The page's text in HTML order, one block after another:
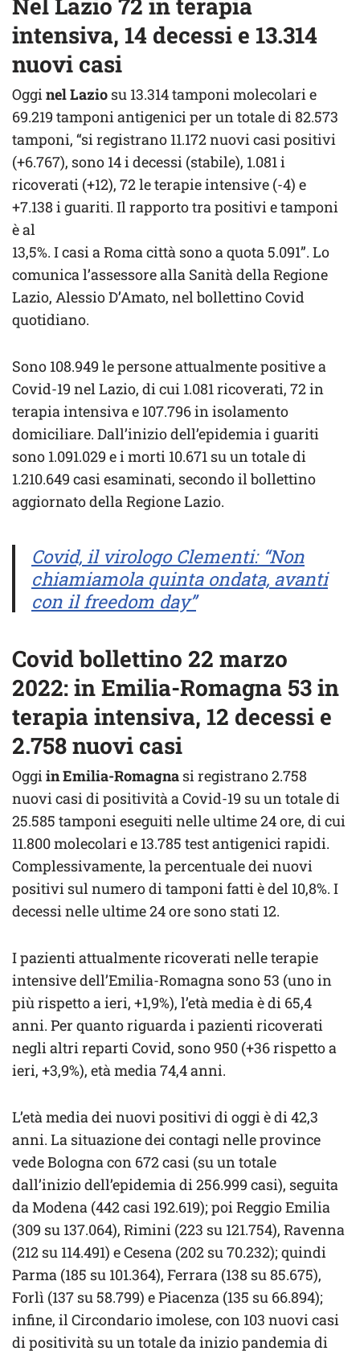
Nel Lazio 72 in terapia
intensiva, 14 decessi e 13.314
nuovi casi
Ogginel Lazio su 13.314 tamponi molecolari e
69.219 tamponi antigenici per un totale di 82.573
tamponi, “si registrano 11.172 nuovi casi positivi
(+6.767), sono 14 i decessi (stabile), 1.081 i
ricoverati (+12), 72 le terapie intensive (-4) e
+7.138 i guariti. Il rapporto tra positivi e tamponi
è al
13,5%. I casi a Roma città sono a quota 5.091”. Lo
comunica l’assessore alla Sanità della Regione
Lazio, Alessio D’Amato, nel bollettino Covid
quotidiano.
Sono 108.949 le persone attualmente positive a
Covid-19 nel Lazio, di cui 1.081 ricoverati, 72 in
terapia intensiva e 107.796 in isolamento
domiciliare. Dall’inizio dell’epidemia i guariti
sono 1.091.029 e i morti 10.671 su un totale di
1.210.649 casi esaminati, secondo il bollettino
aggiornato della Regione Lazio.
Covid, il virologo Clementi: “Non
chiamiamola quinta ondata, avanti
con il freedom day”
Covid bollettino 22 marzo
2022: in Emilia-Romagna 53 in
terapia intensiva, 12 decessi e
2.758 nuovi casi
Oggiin Emilia-Romagna si registrano 2.758
nuovi casi di positività a Covid-19 su un totale di
25.585 tamponi eseguiti nelle ultime 24 ore, di cui
11.800 molecolari e 13.785 test antigenici rapidi.
Complessivamente, la percentuale dei nuovi
positivi sul numero di tamponi fatti è del 10,8%. I
decessi nelle ultime 24 ore sono stati 12.
I pazienti attualmente ricoverati nelle terapie
intensive dell’Emilia-Romagna sono 53 (uno in
più rispetto a ieri, +1,9%), l’età media è di 65,4
anni. Per quanto riguarda i pazienti ricoverati
negli altri reparti Covid, sono 950 (+36 rispetto a
ieri, +3,9%), età media 74,4 anni.
L’età media dei nuovi positivi di oggi è di 42,3
anni. La situazione dei contagi nelle province
vede Bologna con 672 casi (su un totale
dall’inizio dell’epidemia di 256.999 casi), seguita
da Modena (442 casi 192.619); poi Reggio Emilia
(309 su 137.064), Rimini (223 su 121.754), Ravenna
(212 su 114.491) e Cesena (202 su 70.232); quindi
Parma (185 su 101.364), Ferrara (138 su 85.675),
Forlì (137 su 58.799) e Piacenza (135 su 66.894);
infine, il Circondario imolese, con 103 nuovi casi
di positività su un totale da inizio pandemia di